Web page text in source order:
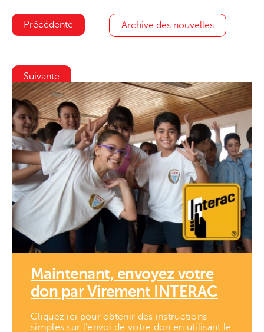
Précédente Archive des nouvelles
Suivante
Maintenant, envoyez votre
don par Virement INTERAC
Cliquez ici pour obtenir des instructions
simples sur l’envoi de votre don en utilisant le